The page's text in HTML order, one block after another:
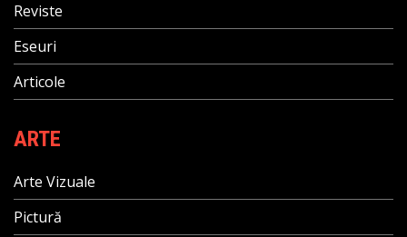
Reviste
Eseuri
Articole
ARTE
Arte Vizuale
Pictură